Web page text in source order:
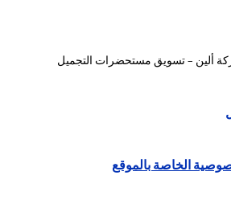
ألين – تسويق مستحضرات التجميل
الخاصة بالموقع